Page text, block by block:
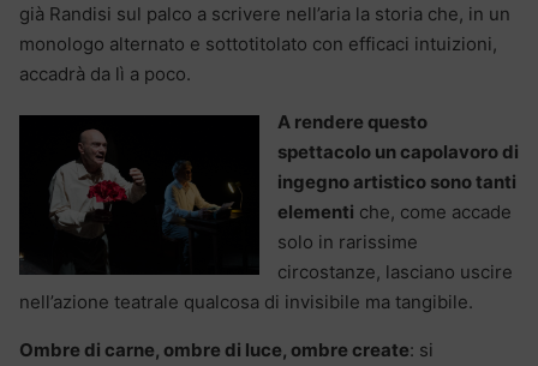
già Randisi sul palco a scrivere nell’aria la storia che, in un
monologo alternato e sottotitolato con efficaci intuizioni,
accadrà da lì a poco.
A rendere questo
spettacolo un capolavoro di
ingegno artistico sono tanti
elementi che, come accade
solo in rarissime
circostanze, lasciano uscire
nell’azione teatrale qualcosa di invisibile ma tangibile.
Ombre di carne, ombre di luce, ombre create: si